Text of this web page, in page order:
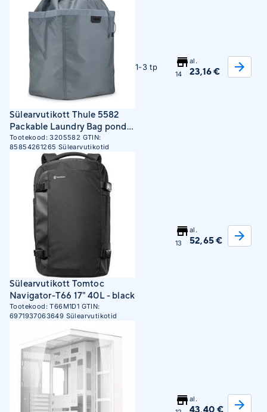
Sülearvutikott Thule 5582
Packable Laundry Bag pond
gray
Tootekood:3205582 GTIN:
85854261265 Sülearvutikotid
1-3 tp
14
al.
23,16 €
Sülearvutikott Tomtoc
Navigator-T66 17" 40L - black
Tootekood:T66M1D1 GTIN:
6971937063649 Sülearvutikotid
13
al.
52,65 €
al.
43,40 €